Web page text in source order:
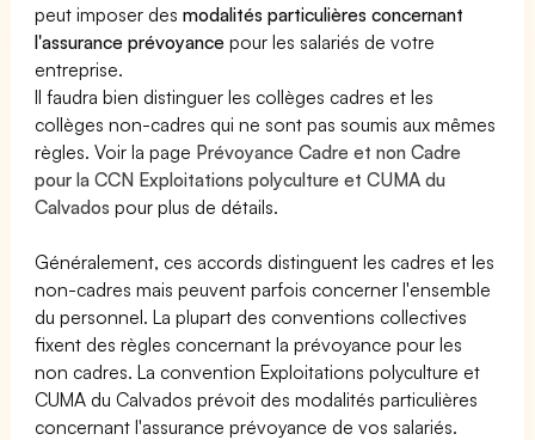
peut imposer desmodalités particulières concernant
l'assurance prévoyance pour les salariés de votre
entreprise.
Il faudra bien distinguer les collèges cadres et les
collèges non-cadres qui ne sont pas soumis aux mêmes
règles. Voir la page Prévoyance Cadre et non Cadre
pour la CCN Exploitations polyculture et CUMA du
Calvados pour plus de détails.
Généralement, ces accords distinguent les cadres et les
non-cadres mais peuvent parfois concerner l'ensemble
du personnel. La plupart des conventions collectives
fixent des règles concernant la prévoyance pour les
non cadres. La convention Exploitations polyculture et
CUMA du Calvados prévoit des modalités particulières
concernant l'assurance prévoyance de vos salariés.